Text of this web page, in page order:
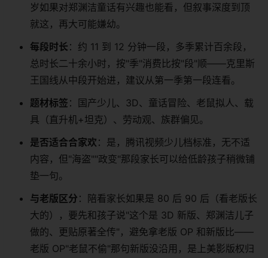
岁如果对郑渊洁童话有兴趣也能看，但叙事深度到顶
就这，再大可能嫌幼。
每段时长 ：约 11 到 12 分钟一段，多季累计百余段，
总时长二十余小时，按"季"消费比按"段"顺——克里斯
王国线从中段开始进，建议从第一季第一段连看。
题材标签 ：国产少儿、3D、童话冒险、老鼠拟人、载
具（直升机+坦克）、劳动观、族群偏见。
是否适合合家欢 ：是，腾讯视频少儿档标准，无不适
内容，但"海盗""政变"那段家长可以给低龄孩子稍微铺
垫一句。
与老版区分 ：陪看家长如果是 80 后 90 后（看老版长
大的），要先和孩子说"这个是 3D 新版、郑渊洁儿子
做的、更贴原著全传"，避免拿老版 OP 和新版比——
老版 OP"老鼠不偷"那句新版没沿用，是上美影版权归